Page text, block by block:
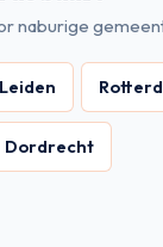
naburige
Leiden
Dordrecht